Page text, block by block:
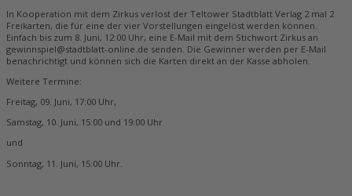
In Kooperation mit dem Zirkus verlost der Teltower Stadtblatt Verlag 2 mal 2
Freikarten, die für eine der vier Vorstellungen eingelöst werden können.
Einfach bis zum 8. Juni, 12:00 Uhr, eine E-Mail mit dem Stichwort Zirkus an
gewinnspiel@stadtblatt-online.de senden. Die Gewinner werden per E-Mail
benachrichtigt und können sich die Karten direkt an der Kasse abholen.
Weitere Termine:
Freitag, 09. Juni, 17:00 Uhr,
Samstag, 10. Juni, 15:00 und 19:00 Uhr
und
Sonntag, 11. Juni, 15:00 Uhr.